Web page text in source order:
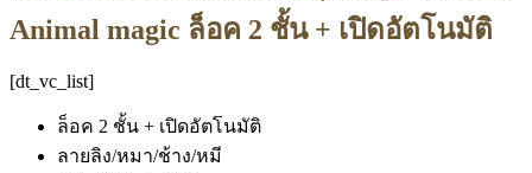
Animal magic ล็อค 2 ชั้น + เปิดอัตโนมัติ
[dt_vc_list]
ล็อค 2 ชั้น + เปิดอัตโนมัติ
ลายลิง/หมา/ช้าง/หมี